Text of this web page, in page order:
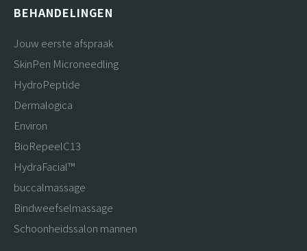
BEHANDELINGEN
Jouw eerste afspraak
SkinPen Microneedling
HydroPeptide
Dermalogica
Environ
BioRepeelC13
HydraFacial™
buccalmassage
Bindweefselmassage
Schoonheidssalon mannen